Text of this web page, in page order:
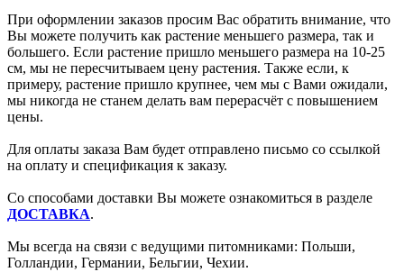
При оформлении заказов просим Вас обратить внимание, что
Вы можете получить как растение меньшего размера, так и
большего. Если растение пришло меньшего размера на 10-25
см, мы не пересчитываем цену растения. Также если, к
примеру, растение пришло крупнее, чем мы с Вами ожидали,
мы никогда не станем делать вам перерасчёт с повышением
цены.
Для оплаты заказа Вам будет отправлено письмо со ссылкой
на оплату и спецификация к заказу.
Со способами доставки Вы можете ознакомиться в разделе
ДОСТАВКА.
Мы всегда на связи с ведущими питомниками: Польши,
Голландии, Германии, Бельгии, Чехии.